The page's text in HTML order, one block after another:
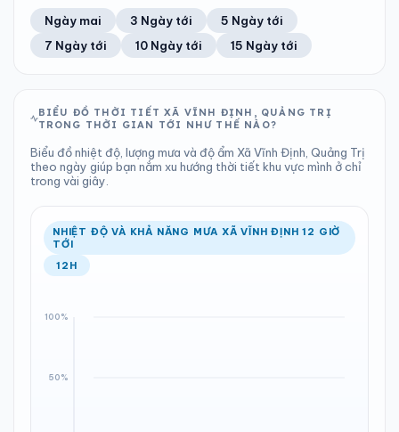
23°C 0%
Khả năng mưa
0 mm
Tổng cả ngày
1003 hPa
Bình thường
13
Chỉ số UV
Tốt
Ước lượng
22°C
Ổn định
0%
Khả năng mưa
Trung bình ngày Tốc độ gió
TIA UV TẦM NHÌN
LƯỢNG MƯA
0 mm
Tổng cả ngày
ÁP SUẤT
1004 hPa
Bình thường
Ổn định Khả năng mưa
Ngày mai 3 Ngày tới
5 Ngày tới
7 Ngày tới
10 Ngày tới 15 Ngày tới
BIỂU ĐỒ THỜI TIẾT XÃ VĨNH ĐỊNH, QUẢNG TRỊ
TRONG THỜI GIAN TỚI NHƯ THẾ NÀO?
Biểu đồ nhiệt độ, lượng mưa và độ ẩm Xã Vĩnh Định, Quảng Trị
theo ngày giúp bạn nắm xu hướng thời tiết khu vực mình ở chỉ
trong vài giây.
NHIỆT ĐỘ VÀ KHẢ NĂNG MƯA XÃ VĨNH ĐỊNH 12 GIỜ
TỚI
12H